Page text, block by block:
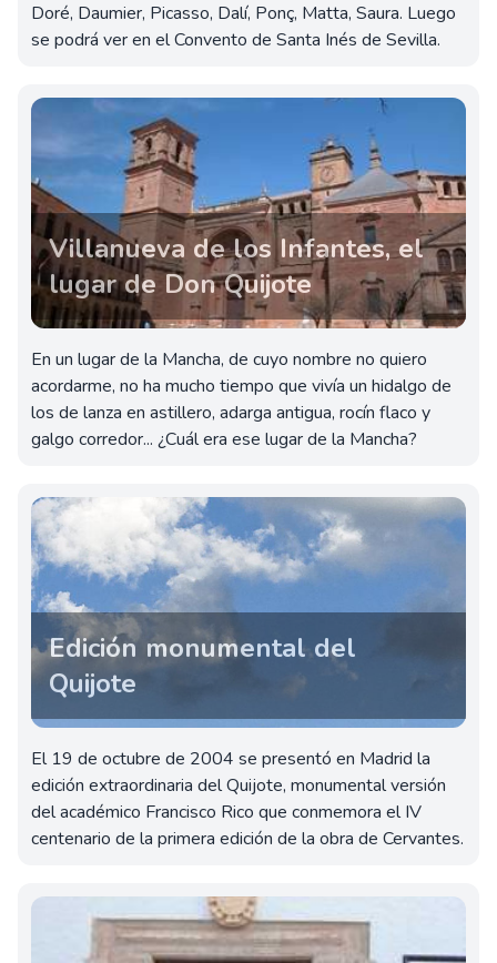
Doré, Daumier, Picasso, Dalí, Ponç, Matta, Saura. Luego
se podrá ver en el Convento de Santa Inés de Sevilla.
Villanueva de los Infantes, el
lugar de Don Quijote
En un lugar de la Mancha, de cuyo nombre no quiero
acordarme, no ha mucho tiempo que vivía un hidalgo de
los de lanza en astillero, adarga antigua, rocín flaco y
galgo corredor... ¿Cuál era ese lugar de la Mancha?
Edición monumental del
Quijote
El 19 de octubre de 2004 se presentó en Madrid la
edición extraordinaria del Quijote, monumental versión
del académico Francisco Rico que conmemora el IV
centenario de la primera edición de la obra de Cervantes.